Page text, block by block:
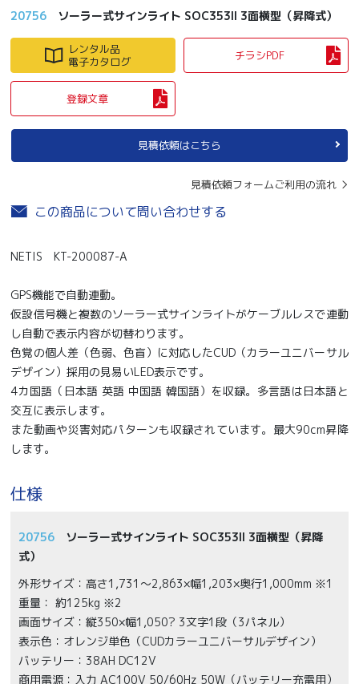
20756 ソーラー式サインライト SOC353II 3面横型（昇降式）
レンタル品
電子カタログ
チラシPDF
登録文章
見積依頼はこちら
見積依頼フォームご利用の流れ
この商品について問い合わせする
NETIS KT-200087-A
GPS機能で自動連動。
仮設信号機と複数のソーラー式サインライトがケーブルレスで連動
し自動で表示内容が切替わります。
色覚の個人差（色弱、色盲）に対応したCUD（カラーユニバーサル
デザイン）採用の見易いLED表示です。
4カ国語（日本語 英語 中国語 韓国語）を収録。多言語は日本語と
交互に表示します。
また動画や災害対応パターンも収録されています。最大90cm昇降
します。
仕様
20756
ソーラー式サインライト SOC353II 3面横型（昇降
式）
外形サイズ：高さ1,731～2,863×幅1,203×奥行1,000mm ※1
重量： 約125kg ※2
画面サイズ：縦350×幅1,050? 3文字1段（3パネル）
表示色：オレンジ単色（CUDカラーユニバーサルデザイン）
バッテリー：38AH DC12V
商用電源：入力 AC100V 50/60Hz 50W（バッテリー充電用）